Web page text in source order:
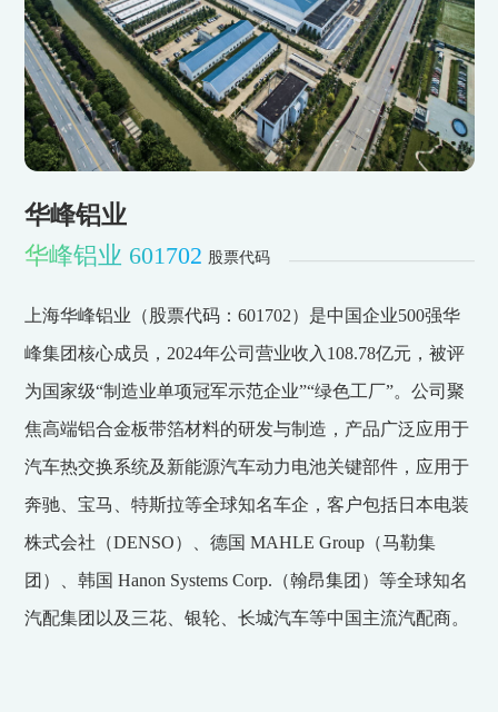
华峰铝业
华峰铝业 601702 股票代码
上海华峰铝业（股票代码：601702）是中国企业500强华
峰集团核心成员，2024年公司营业收入108.78亿元，被评
为国家级“制造业单项冠军示范企业”“绿色工厂”。公司聚
焦高端铝合金板带箔材料的研发与制造，产品广泛应用于
汽车热交换系统及新能源汽车动力电池关键部件，应用于
奔驰、宝马、特斯拉等全球知名车企，客户包括日本电装
株式会社（DENSO）、德国 MAHLE Group（马勒集
团）、韩国 Hanon Systems Corp.（翰昂集团）等全球知名
汽配集团以及三花、银轮、长城汽车等中国主流汽配商。